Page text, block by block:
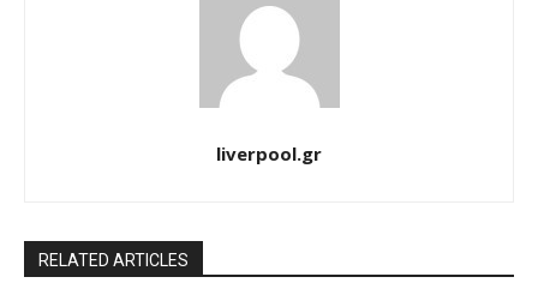
liverpool.gr
RELATED ARTICLES